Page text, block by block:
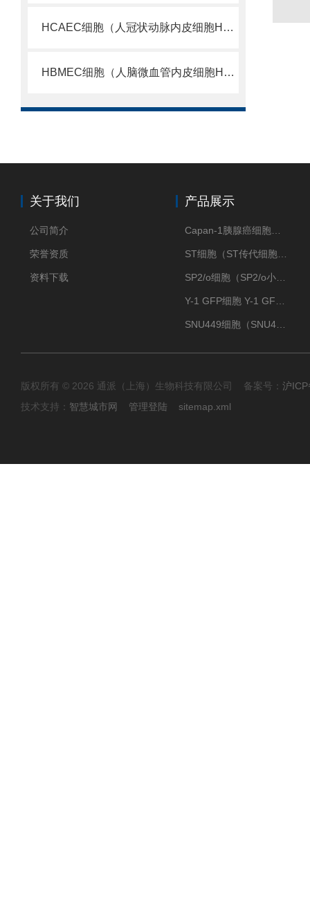
HCAEC细胞（人冠状动脉内皮细胞HCAEC）
HBMEC细胞（人脑微血管内皮细胞HBMEC）
关于我们
公司简介
荣誉资质
资料下载
产品展示
版权所有 © 2026 通派（上海）生物科技有限公司 备案号： 沪
技术支持： 智慧城市网 管理登陆 sitemap.xml